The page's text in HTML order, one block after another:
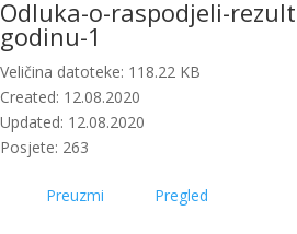
Odluka-o-raspodjeli-
godinu-1
Veličina datoteke: 118.22 KB
Created: 12.08.2020
Updated: 12.08.2020
Posjete: 263
Preuzmi Pregled